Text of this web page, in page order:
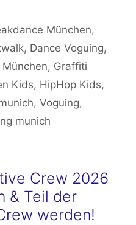
München,
, Dance Voguing,
, Graffiti
Kids, HipHop Kids,
, Voguing,
munich
Crew 2026
& Teil der
werden!